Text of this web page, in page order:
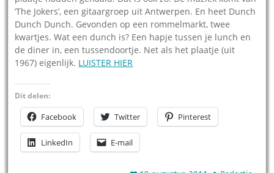
‘The Jokers’, een gitaargroep uit Antwerpen. En heet Dunch
Dunch Dunch. Gevonden op een rommelmarkt, twee
kwartjes. Wat een dunch is? Een hapje tussen je lunch en
de diner in, een tussendoortje. Net als het plaatje (uit
1967) eigenlijk. LUISTER HIER
Dit delen:
Facebook Twitter Pinterest
LinkedIn E-mail